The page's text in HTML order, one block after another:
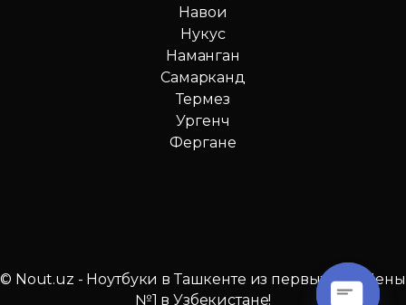
Навои
Нукус
Наманган
Самарканд
Термез
Ургенч
Фергане
© Nout.uz - Ноутбуки в Ташкенте из первых рук. Цены
№1 в Узбекистане!